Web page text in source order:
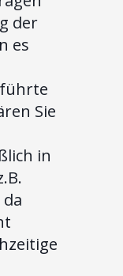
der
es
Sie
in